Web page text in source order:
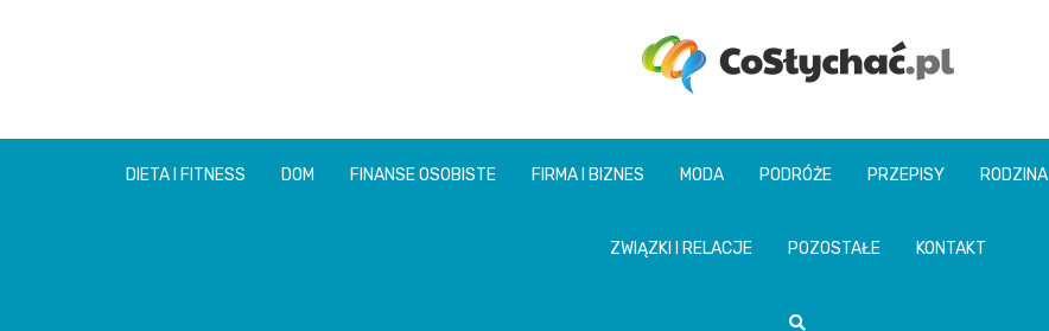
coslychac.pl
DIETA I FITNESS DOM FINANSE OSOBISTE FIRMA I BIZNES MODA PODRÓŻE PRZEPISY RODZINA
ZWIĄZKI I RELACJE POZOSTAŁE KONTAKT